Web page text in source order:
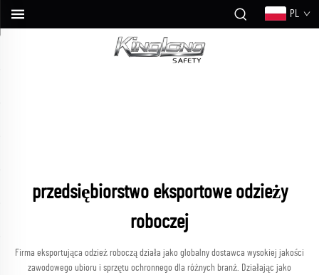
PL
przedsiębiorstwo eksportowe odzieży
roboczej
Firma eksportująca odzież roboczą działa jako globalny dostawca wysokiej jakości
zawodowego ubioru i sprzętu ochronnego dla różnych branż. Działając jako